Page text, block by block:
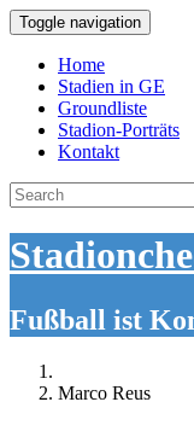
Toggle navigation
Home
Stadien in GE
Groundliste
Stadion-Porträts
Kontakt
Search
for:
Fußball ist
Marco Reus